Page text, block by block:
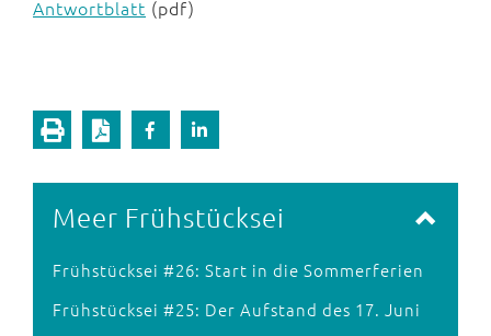
Antwortblatt (pdf)
Meer Frühstücksei
Frühstücksei #26: Start in die Sommerferien
Frühstücksei #25: Der Aufstand des 17. Juni